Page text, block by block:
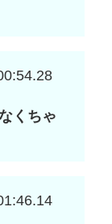
くちゃ